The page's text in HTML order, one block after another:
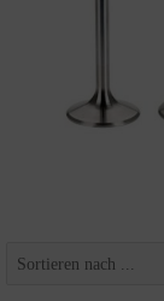
Sortieren nach ...